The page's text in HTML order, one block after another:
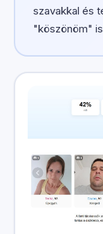
szavakkal és
"köszönöm"